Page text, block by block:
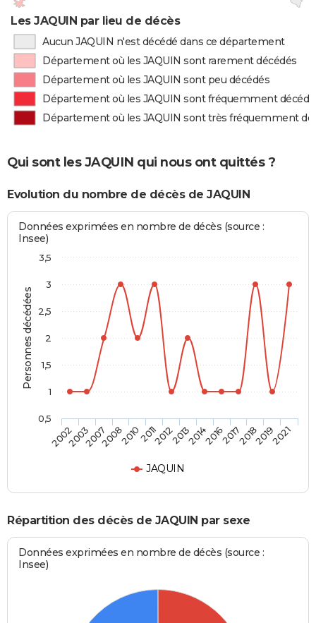
Les JAQUIN par lieu de décès
Aucun JAQUIN n'est décédé dans ce département
Département où les JAQUIN sont rarement décédés
Département où les JAQUIN sont peu décédés
Département où les JAQUIN sont fréquemment
Département où les JAQUIN sont très fréquemment
Qui sont les JAQUIN qui nous ont quittés ?
Evolution du nombre de décès de JAQUIN
Personnes décédées
Données exprimées en nombre de décès (source :
Insee)
JAQUIN
20022003200720082010201120122013201420162017201820192021
0,5
1
1,5
2
2,5
3
3,5
Répartition des décès de JAQUIN par sexe
Données exprimées en nombre de décès (source :
Insee)